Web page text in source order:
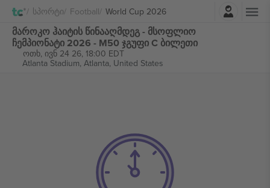
Სპორტი Football World Cup 2026შესვლა
მაროკო ჰაიტის წინააღმდეგ - მსოფლიო
ჩემპიონატი 2026 - M50 ჯგუფი C ბილეთი
ოთხ, ივნ 24 26, 18:00 EDT
Atlanta Stadium, Atlanta, United States